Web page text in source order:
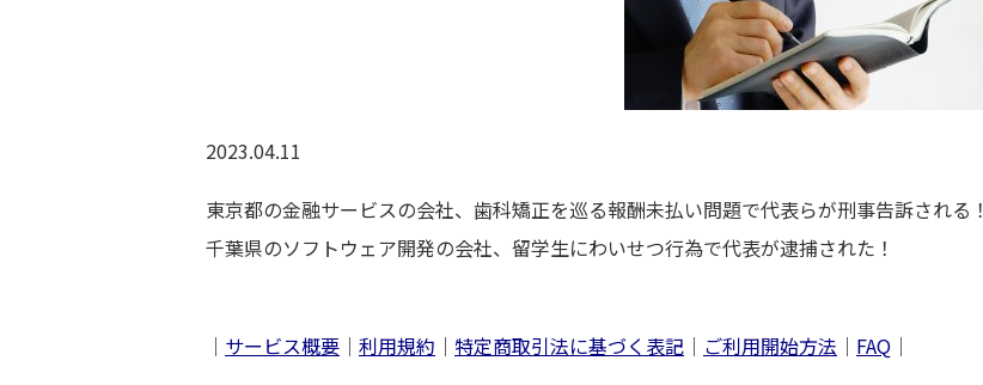
2023.04.11
東京都の金融サービスの会社、歯科矯正を巡る報酬未払い問題で代表らが刑事告訴される！
千葉県のソフトウェア開発の会社、留学生にわいせつ行為で代表が逮捕された！
｜ サービス概要 ｜ 利用規約 ｜ 特定商取引法に基づく表記 ｜ ご利用開始方法 ｜ FAQ ｜